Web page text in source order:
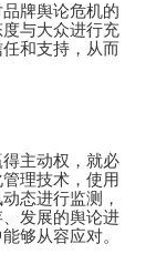
牌舆论危机的
与大众进行充
和支持，从而
主动权，就必
理技术，使用
态进行监测，
发展的舆论进
够从容应对。